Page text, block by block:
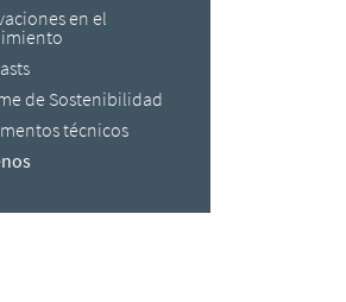
en el
de Sostenibilidad
técnicos